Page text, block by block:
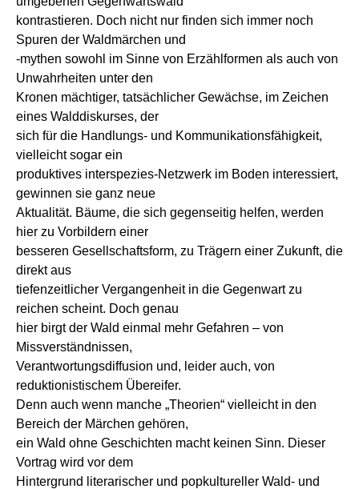
kontrastieren. Doch nicht nur finden sich immer noch
Spuren der Waldmärchen und
-mythen sowohl im Sinne von Erzählformen als auch von
Unwahrheiten unter den
Kronen mächtiger, tatsächlicher Gewächse, im Zeichen
eines Walddiskurses, der
sich für die Handlungs- und Kommunikationsfähigkeit,
vielleicht sogar ein
produktives interspezies-Netzwerk im Boden interessiert,
gewinnen sie ganz neue
Aktualität. Bäume, die sich gegenseitig helfen, werden
hier zu Vorbildern einer
besseren Gesellschaftsform, zu Trägern einer Zukunft, die
direkt aus
tiefenzeitlicher Vergangenheit in die Gegenwart zu
reichen scheint. Doch genau
hier birgt der Wald einmal mehr Gefahren – von
Missverständnissen,
Verantwortungsdiffusion und, leider auch, von
reduktionistischem Übereifer.
Denn auch wenn manche „Theorien“ vielleicht in den
Bereich der Märchen gehören,
ein Wald ohne Geschichten macht keinen Sinn. Dieser
Vortrag wird vor dem
Hintergrund literarischer und popkultureller Wald- und